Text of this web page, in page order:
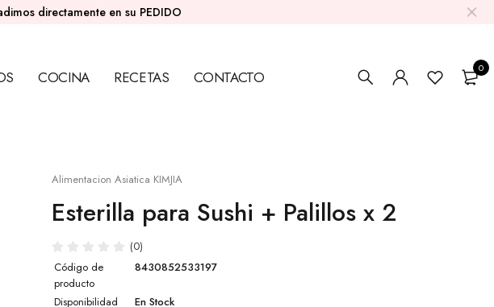
directamente en su PEDIDO
COCINA RECETAS CONTACTO 0
Alimentacion Asiatica KIMJIA
Esterilla para Sushi + Palillos x 2
(0)
Código de
producto
8430852533197
Disponibilidad En Stock